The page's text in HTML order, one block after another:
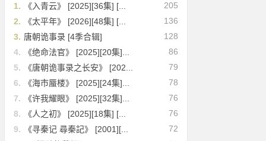
205
1.
《入青云》 [2025][36集] [...
136
2.
《太平年》 [2026][48集] [...
128
3. 唐朝诡事录 [4季合辑]
86
4.
《绝命法官》 [2025][20集]...
79
5.
《唐朝诡事录之长安》 [202...
78
6.
《海市蜃楼》 [2025][24集]...
76
7.
《许我耀眼》 [2025][32集]...
76
8.
《人之初》 [2025][18集] [...
72
9.
《寻秦记 尋秦記》 [2001][...